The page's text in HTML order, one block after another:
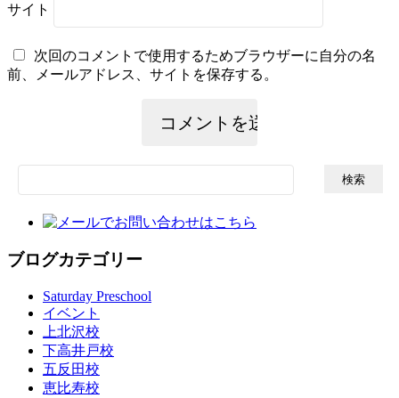
サイト
次回のコメントで使用するためブラウザーに自分の名
前、メールアドレス、サイトを保存する。
索:
ブログカテゴリー
Saturday Preschool
イベント
上北沢校
下高井戸校
五反田校
恵比寿校